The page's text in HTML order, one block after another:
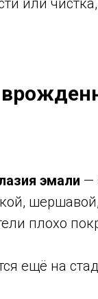
эмали —
плохо
ещё на